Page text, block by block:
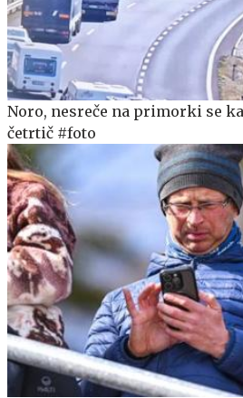
Noro, nesreče na primorki se
četrtič #foto